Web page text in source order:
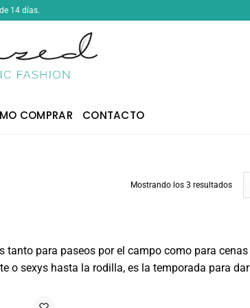
14 días.
COMPRAR CONTACTO
Mostrando los 3 resultados
para paseos por el campo como para
o sexys hasta la rodilla, es la temporada para